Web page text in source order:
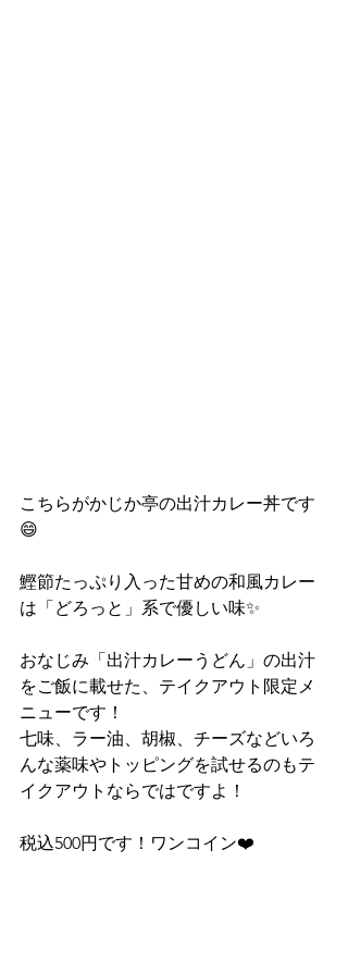
こちらがかじか亭の出汁カレー丼です
😄
鰹節たっぷり入った甘めの和風カレー
は「どろっと」系で優しい味✨
おなじみ「出汁カレーうどん」の出汁
をご飯に載せた、テイクアウト限定メ
ニューです！
七味、ラー油、胡椒、チーズなどいろ
んな薬味やトッピングを試せるのもテ
イクアウトならではですよ！
税込500円です！ワンコイン❤️